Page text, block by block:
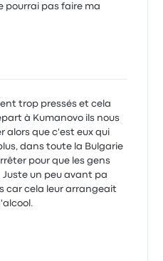
pourrai pas faire ma
trop pressés et cela
à Kumanovo ils nous
alors que c'est eux qui
dans toute la Bulgarie
pour que les gens
un peu avant pa
car cela leur arrangeait